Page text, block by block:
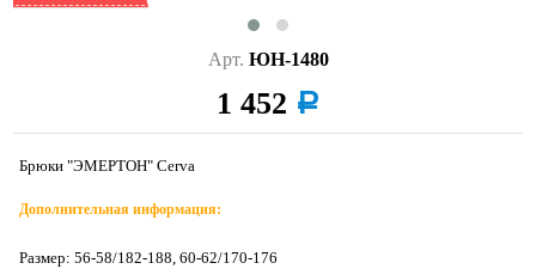
Арт. ЮН-1480
1 452 a
Брюки "ЭМЕРТОН" Cerva
Дополнительная информация:
Размер: 56-58/182-188, 60-62/170-176